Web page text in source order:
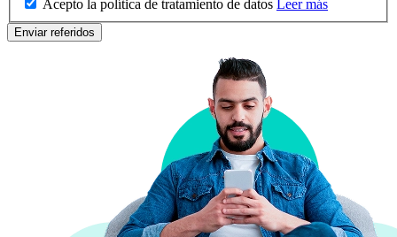
Acepto la política de tratamiento de datos Leer más
Enviar referidos